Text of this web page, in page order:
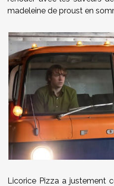
madeleine de proust en
Licorice Pizza a justement